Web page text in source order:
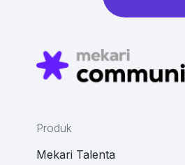
Produk
Mekari Talenta